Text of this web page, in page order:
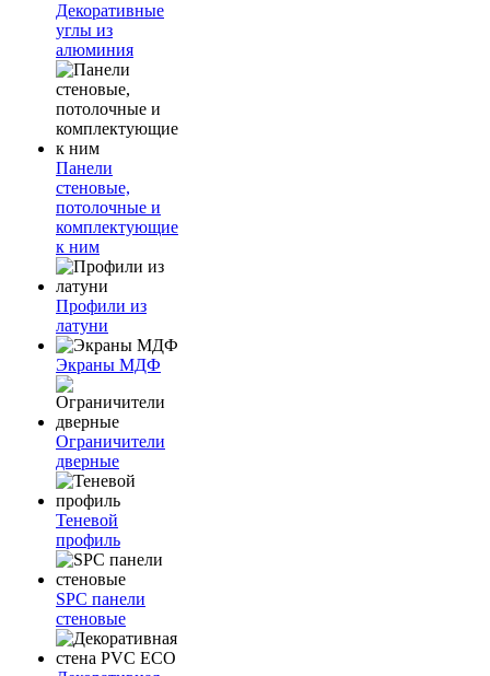
Декоративные
углы из
алюминия
Панели
стеновые,
потолочные и
комплектующие
к ним
Профили из
латуни
Экраны МДФ
Ограничители
дверные
Теневой
профиль
SPC панели
стеновые